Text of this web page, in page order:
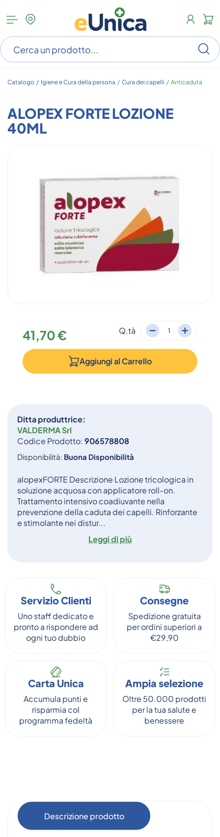
Apri
menu
categorie
Catalogo / Igiene e Cura della persona / Cura dei capelli / Anticaduta
ALOPEX FORTE LOZIONE
40ML
Ditta produttrice:
VALDERMA Srl
Codice Prodotto: 906578808
Disponibilità: Buona Disponibilità
alopexFORTE Descrizione Lozione tricologica in
soluzione acquosa con applicatore roll-on.
Trattamento intensivo coadiuvante nella
prevenzione della caduta dei capelli. Rinforzante
e stimolante nei distur...
Leggi di più
41,70 € Q.tà
Aggiungi al Carrello
Servizio Clienti
Uno staff dedicato e
pronto a rispondere ad
ogni tuo dubbio
Consegne
Spedizione gratuita
per ordini superiori a
€29,90
Carta Unica
Accumula punti e
risparmia col
programma fedeltà
Ampia selezione
Oltre 50.000 prodotti
per la tua salute e
benessere
Descrizione prodotto